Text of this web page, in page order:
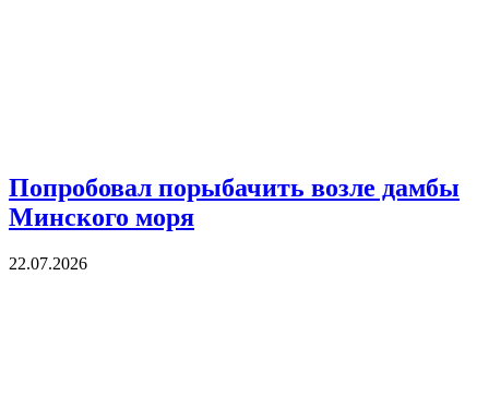
Попробовал порыбачить возле дамбы
Минского моря
22.07.2026